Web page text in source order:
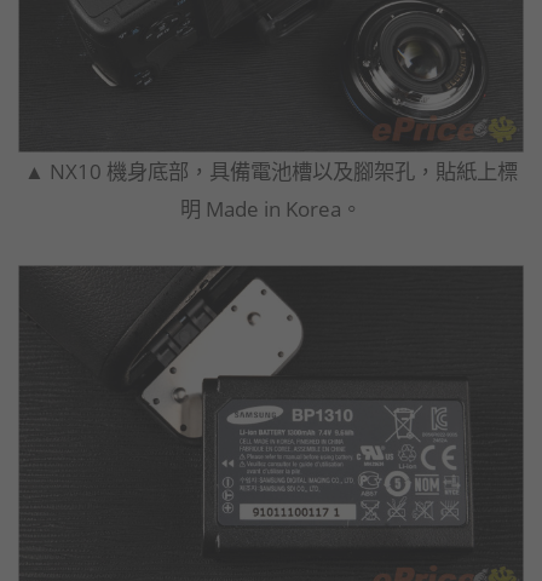
▲ NX10 機身底部，具備電池槽以及腳架孔，貼紙上標
明 Made in Korea。